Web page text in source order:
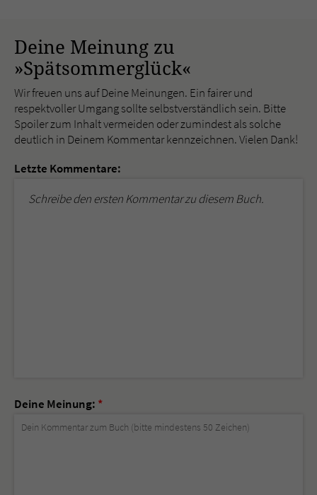
Deine Meinung zu
»Spätsommerglück«
Wir freuen uns auf Deine Meinungen. Ein fairer und
respektvoller Umgang sollte selbstverständlich sein. Bitte
Spoiler zum Inhalt vermeiden oder zumindest als solche
deutlich in Deinem Kommentar kennzeichnen. Vielen Dank!
Letzte Kommentare:
Schreibe den ersten Kommentar zu diesem Buch.
Deine Meinung: *